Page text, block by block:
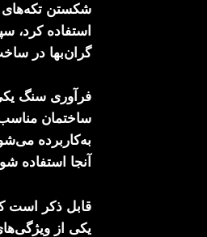
شکستن تکه‌های
استفاده کرد،
گران‌بها در
فرآوری سنگ
ساختمان
به‌کاربرده
آنجا استفاده
قابل ذکر است
یکی از